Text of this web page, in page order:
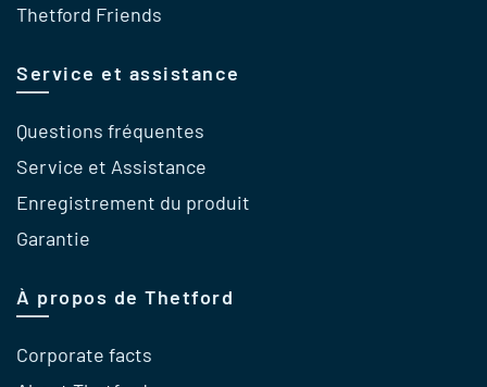
Thetford Friends
Service et assistance
Questions fréquentes
Service et Assistance
Enregistrement du produit
Garantie
À propos de Thetford
Corporate facts